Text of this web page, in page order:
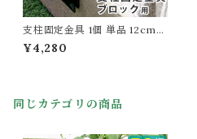
支柱固定金具 1個 単品 12cm幅
ブロック用 ブラック 黒 ラティス
固定金具 フェンス支柱固定金具
固定用金具 コンクリートブロック
¥4,280
同じカテゴリの商品